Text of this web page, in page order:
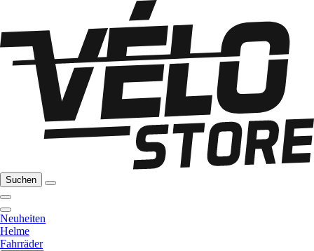
Suchen
Neuheiten
Helme
Fahrräder